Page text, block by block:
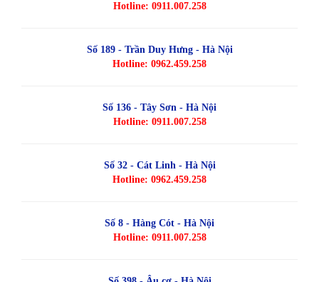
Hotline: 0911.007.258
Số 189 - Trần Duy Hưng - Hà Nội
Hotline: 0962.459.258
Số 136 - Tây Sơn - Hà Nội
Hotline: 0911.007.258
Số 32 - Cát Linh - Hà Nội
Hotline: 0962.459.258
Số 8 - Hàng Cót - Hà Nội
Hotline: 0911.007.258